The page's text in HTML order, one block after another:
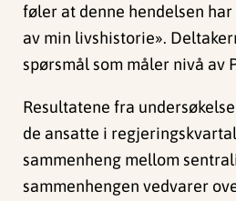
føler at denne hendelsen
av min livshistorie».
spørsmål som måler nivå av
Resultatene fra
de ansatte i
sammenheng mellom
sammenhengen vedvarer